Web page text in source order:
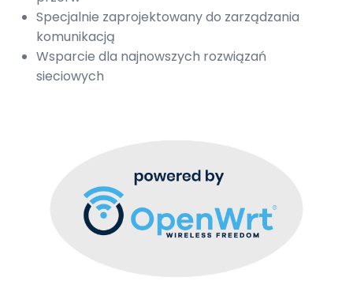
Specjalnie zaprojektowany do zarządzania
komunikacją
Wsparcie dla najnowszych rozwiązań
sieciowych